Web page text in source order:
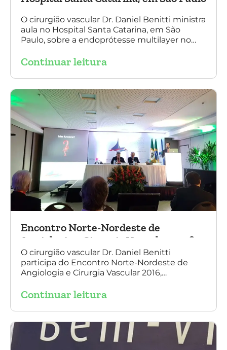
O cirurgião vascular Dr. Daniel Benitti ministra
aula no Hospital Santa Catarina, em São
Paulo, sobre a endoprótesse multilayer no
experiência nacional e mundial com esta
Daniel Benitti e à direita Dr. Carlos Alberto
Fernandes Costa)
Continuar leitura
Encontro Norte-Nordeste de
Angiologia e Cirurgia Vascular 2016
O cirurgião vascular Dr. Daniel Benitti
participa do Encontro Norte-Nordeste de
Angiologia e Cirurgia Vascular 2016,
aneurisma da Aorta.
Continuar leitura